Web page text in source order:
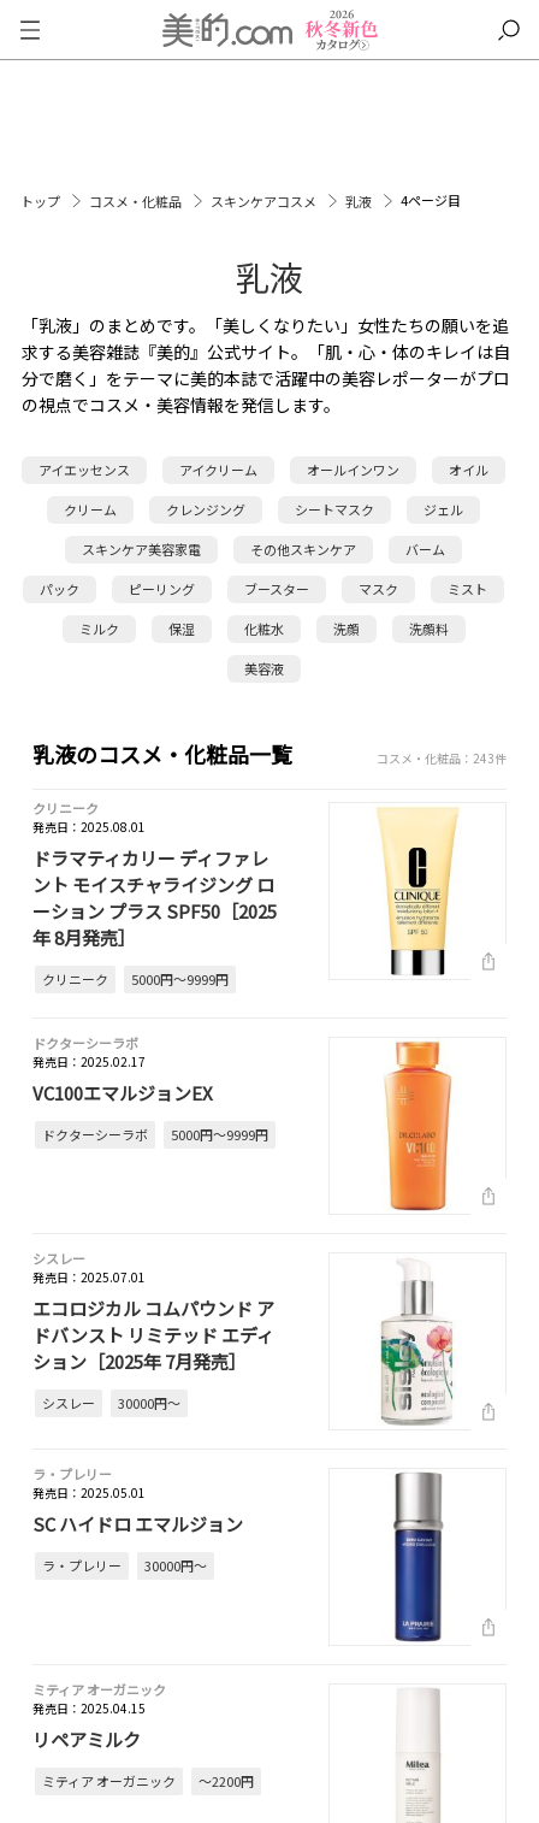
トップ コスメ・化粧品 スキンケアコスメ 乳液 4ページ目
乳液
「乳液」のまとめです。「美しくなりたい」女性たちの願いを追
求する美容雑誌『美的』公式サイト。「肌・心・体のキレイは自
分で磨く」をテーマに美的本誌で活躍中の美容レポーターがプロ
の視点でコスメ・美容情報を発信します。
アイエッセンス アイクリーム オールインワン オイル
クリーム クレンジング シートマスク ジェル
スキンケア美容家電 その他スキンケア バーム
パック ピーリング ブースター マスク ミスト
ミルク 保湿 化粧水 洗顔 洗顔料
美容液
乳液のコスメ・化粧品一覧 コスメ・化粧品：243件
クリニーク
発売日：2025.08.01
ドラマティカリー ディファレ
ント モイスチャライジング ロ
ーション プラス SPF50［2025
年 8月発売］
クリニーク 5000円～9999円
ドクターシーラボ
発売日：2025.02.17
VC100エマルジョンEX
ドクターシーラボ 5000円～9999円
シスレー
発売日：2025.07.01
エコロジカル コムパウンド ア
ドバンスト リミテッド エディ
ション［2025年 7月発売］
シスレー 30000円～
ラ・プレリー
発売日：2025.05.01
SC ハイドロ エマルジョン
ラ・プレリー 30000円～
ミティア オーガニック
発売日：2025.04.15
リペアミルク
ミティア オーガニック ～2200円